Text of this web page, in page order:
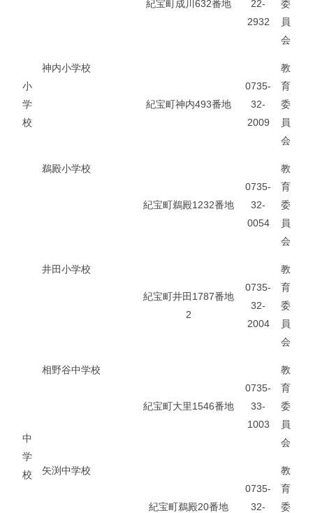
小
学
校
紀宝町成川632番地
22-
2932
委
員
会
神内小学校
紀宝町神内493番地
0735-
32-
2009
教
育
委
員
会
鵜殿小学校
紀宝町鵜殿1232番地
0735-
32-
0054
教
育
委
員
会
井田小学校
紀宝町井田1787番地
2
0735-
32-
2004
教
育
委
員
会
中
学
校
相野谷中学校
紀宝町大里1546番地
0735-
33-
1003
教
育
委
員
会
矢渕中学校
紀宝町鵜殿20番地
0735-
32-
教
育
委